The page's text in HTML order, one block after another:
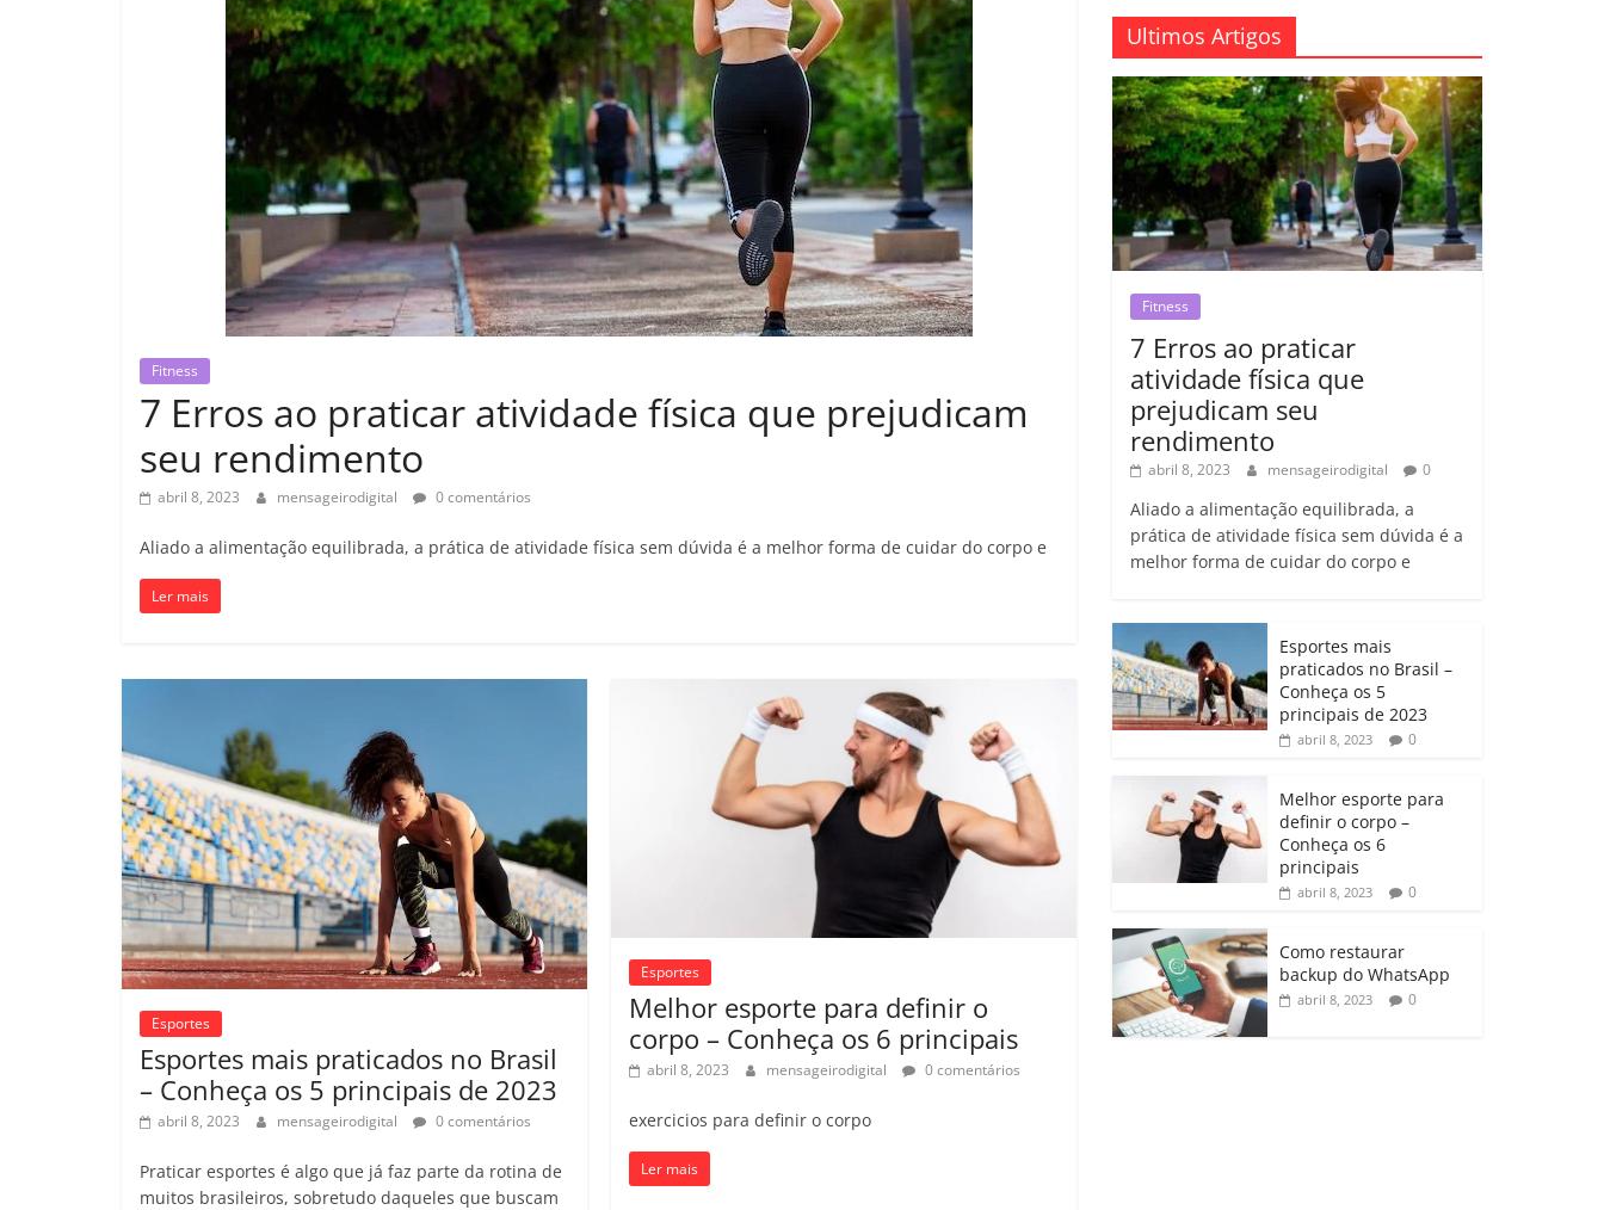
Fitness
7 Erros ao praticar atividade física que prejudicam
seu rendimento
abril 8, 2023 mensageirodigital 0 comentários
Aliado a alimentação equilibrada, a prática de atividade física sem dúvida é a melhor forma de cuidar do corpo e
Ler mais
Esportes
Esportes mais praticados no Brasil
– Conheça os 5 principais de 2023
abril 8, 2023 mensageirodigital 0 comentários
Praticar esportes é algo que já faz parte da rotina de
muitos brasileiros, sobretudo daqueles que buscam
Esportes
Melhor esporte para definir o
corpo – Conheça os 6 principais
abril 8, 2023 mensageirodigital 0 comentários
exercicios para definir o corpo
Ler mais
Ultimos Artigos
Fitness
7 Erros ao praticar
atividade física que
prejudicam seu
rendimento
abril 8, 2023 mensageirodigital 0
Aliado a alimentação equilibrada, a
prática de atividade física sem dúvida é a
melhor forma de cuidar do corpo e
Esportes mais
praticados no Brasil –
Conheça os 5
principais de 2023
abril 8, 2023 0
Melhor esporte para
definir o corpo –
Conheça os 6
principais
abril 8, 2023 0
Como restaurar
backup do WhatsApp
abril 8, 2023 0